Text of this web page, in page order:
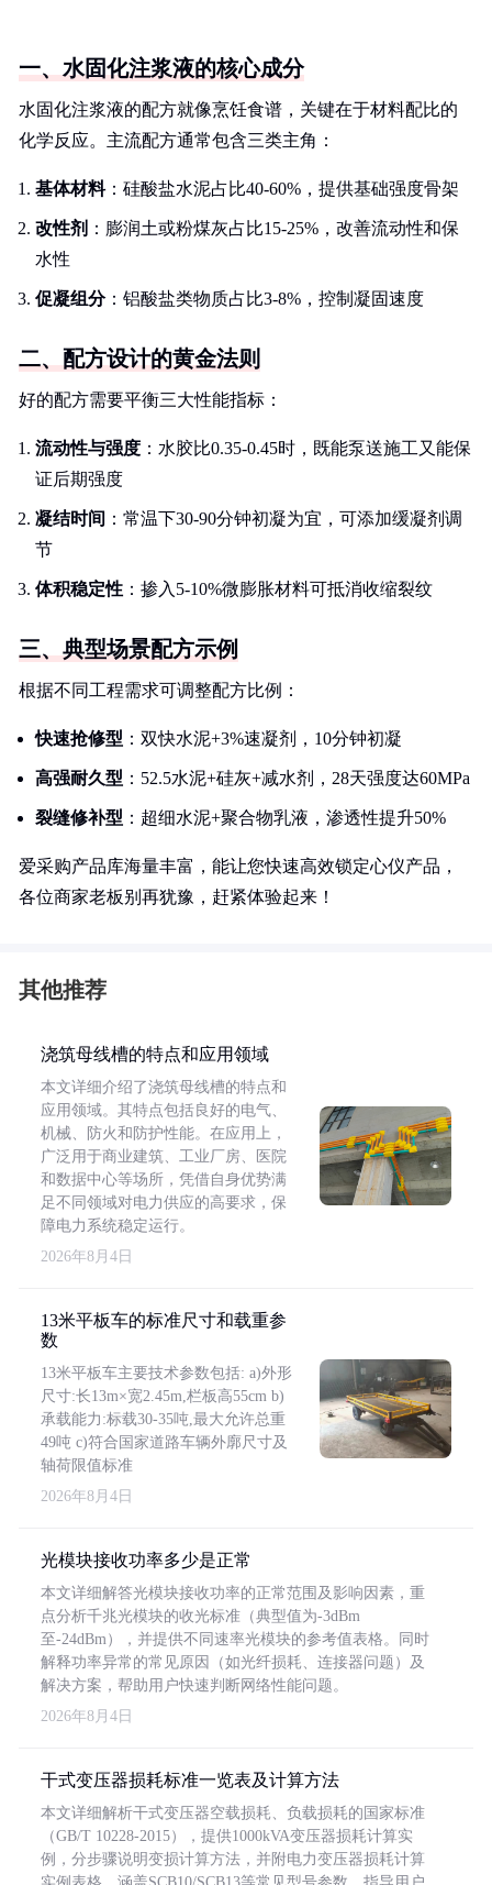
一、水固化注浆液的核心成分
水固化注浆液的配方就像烹饪食谱，关键在于材料配比的
化学反应。主流配方通常包含三类主角：
基体材料：硅酸盐水泥占比40-60%，提供基础强度骨架
改性剂 ：膨润土或粉煤灰占比15-25%，改善流动性和保
水性
促凝组分：铝酸盐类物质占比3-8%，控制凝固速度
二、配方设计的黄金法则
好的配方需要平衡三大性能指标：
流动性与强度 ：水胶比0.35-0.45时，既能泵送施工又能保
证后期强度
凝结时间 ：常温下30-90分钟初凝为宜，可添加缓凝剂调
节
体积稳定性 ：掺入5-10%微膨胀材料可抵消收缩裂纹
三、典型场景配方示例
根据不同工程需求可调整配方比例：
快速抢修型 ：双快水泥+3%速凝剂，10分钟初凝
高强耐久型 ：52.5水泥+硅灰+减水剂，28天强度达60MPa
裂缝修补型 ：超细水泥+聚合物乳液，渗透性提升50%
爱采购产品库海量丰富，能让您快速高效锁定心仪产品，
各位商家老板别再犹豫，赶紧体验起来！
其他推荐
浇筑母线槽的特点和应用领域
本文详细介绍了浇筑母线槽的特点和
应用领域。其特点包括良好的电气、
机械、防火和防护性能。在应用上，
广泛用于商业建筑、工业厂房、医院
和数据中心等场所，凭借自身优势满
足不同领域对电力供应的高要求，保
障电力系统稳定运行。
2026年8月4日
13米平板车的标准尺寸和载重参
数
13米平板车主要技术参数包括: a)外形
尺寸:长13m×宽2.45m,栏板高55cm b)
承载能力:标载30-35吨,最大允许总重
49吨 c)符合国家道路车辆外廓尺寸及
轴荷限值标准
2026年8月4日
光模块接收功率多少是正常
本文详细解答光模块接收功率的正常范围及影响因素，重
点分析千兆光模块的收光标准（典型值为-3dBm
至-24dBm），并提供不同速率光模块的参考值表格。同时
解释功率异常的常见原因（如光纤损耗、连接器问题）及
解决方案，帮助用户快速判断网络性能问题。
2026年8月4日
干式变压器损耗标准一览表及计算方法
本文详细解析干式变压器空载损耗、负载损耗的国家标准
（GB/T 10228-2015），提供1000kVA变压器损耗计算实
例，分步骤说明变损计算方法，并附电力变压器损耗计算